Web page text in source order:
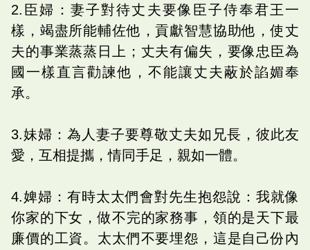
2.臣婦：妻子對待丈夫要像臣子侍奉君王一
樣，竭盡所能輔佐他，貢獻智慧協助他，使丈
夫的事業蒸蒸日上；丈夫有偏失，要像忠臣為
國一樣直言勸諫他，不能讓丈夫蔽於諂媚奉
承。
3.妹婦：為人妻子要尊敬丈夫如兄長，彼此友
愛，互相提攜，情同手足，親如一體。
4.婢婦：有時太太們會對先生抱怨說：我就像
你家的下女，做不完的家務事，領的是天下最
廉價的工資。太太們不要埋怨，這是自己份內